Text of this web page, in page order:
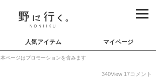
人気アイテム マイページ
本ページはプロモーションを含みます
340View 17コメント